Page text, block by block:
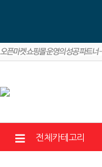
전체카테고리